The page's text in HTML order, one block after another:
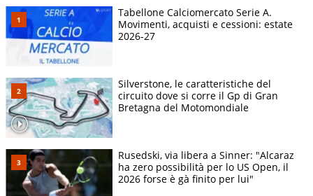
Tabellone Calciomercato Serie A.
Movimenti, acquisti e cessioni: estate
2026-27
Silverstone, le caratteristiche del
circuito dove si corre il Gp di Gran
Bretagna del Motomondiale
Rusedski, via libera a Sinner: "Alcaraz
ha zero possibilità per lo US Open, il
2026 forse è gà finito per lui"